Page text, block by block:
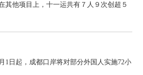
他项目上，十一运共有７人９次创超５
1日起，成都口岸将对部分外国人实施72小